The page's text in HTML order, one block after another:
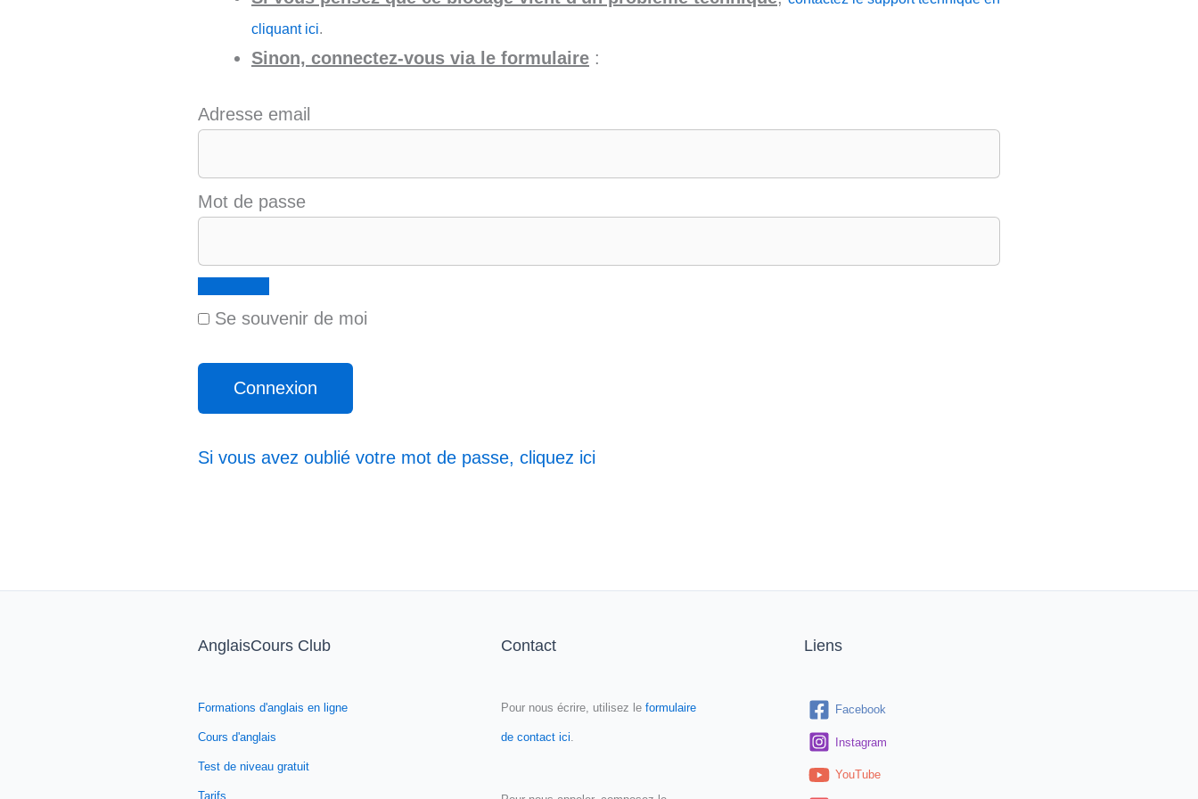
cliquant ici.
Sinon, connectez-vous via le formulaire :
Adresse email
Mot de passe
Se souvenir de moi
Si vous avez oublié votre mot de passe, cliquez ici
AnglaisCours Club
Formations d'anglais en ligne
Cours d'anglais
Test de niveau gratuit
Tarifs
Contact
Pour nous écrire, utilisez le formulaire
de contact ici.
Liens
Facebook
Instagram
YouTube